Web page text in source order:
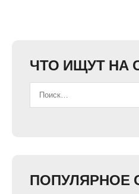
ЧТО ИЩУТ НА
ПОПУЛЯРНОЕ